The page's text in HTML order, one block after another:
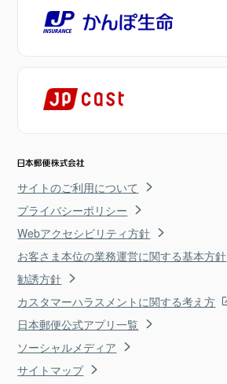
サイトのご利用について
プライバシーポリシー
Webアクセシビリティ方針
お客さま本位の業務運営に関する基本方針
勧誘方針
カスタマーハラスメントに関する考え方
日本郵便公式アプリ一覧
ソーシャルメディア
サイトマップ